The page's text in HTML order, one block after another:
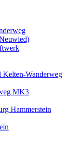
Kelten-Wanderweg
MK3
Hammerstein